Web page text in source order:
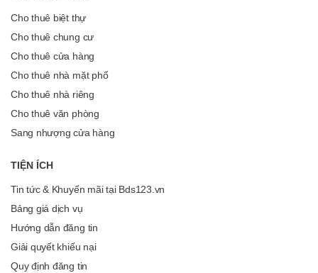
Cho thuê biệt thự
Cho thuê chung cư
Cho thuê cửa hàng
Cho thuê nhà mặt phố
Cho thuê nhà riêng
Cho thuê văn phòng
Sang nhượng cửa hàng
TIỆN ÍCH
Tin tức & Khuyến mãi tại Bds123.vn
Bảng giá dịch vụ
Hướng dẫn đăng tin
Giải quyết khiếu nại
Quy định đăng tin